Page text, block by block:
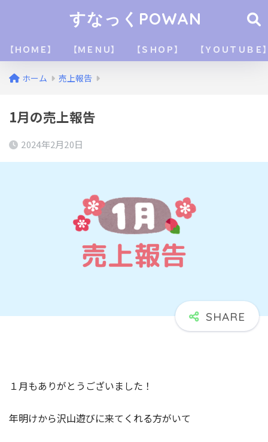
すなっくPOWAN
【ＨＯＭＥ】 【ＭＥＮＵ】 【ＳＨＯＰ】 【ＹＯＵＴＵＢＥ
ホーム 売上報告
1月の売上報告
2024年2月20日
１月もありがとうございました！
年明けから沢山遊びに来てくれる方がいて